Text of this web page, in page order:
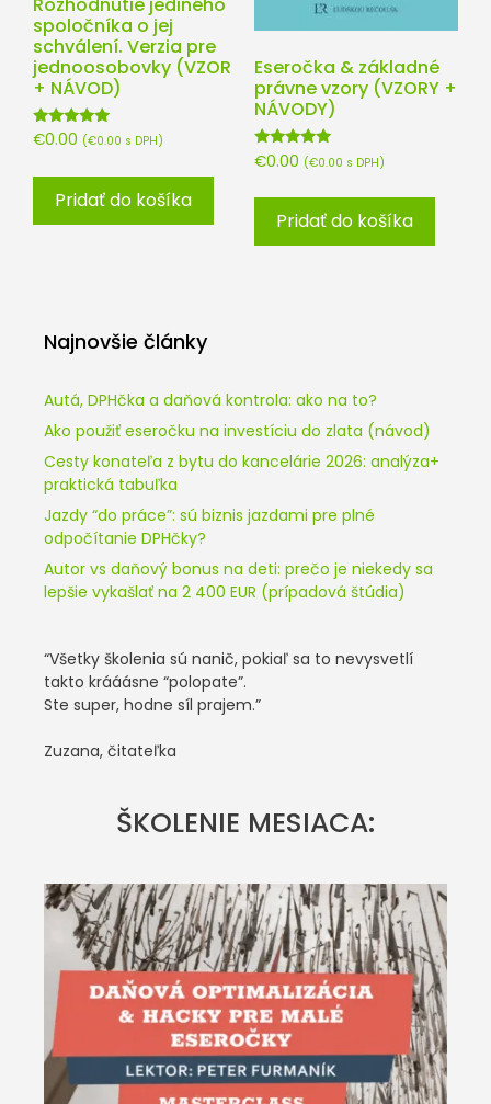
spoločníka o jej
schválení. Verzia pre
jednoosobovky (VZOR
+ NÁVOD)
Hodnotenie
€0.00 (€0.00 s DPH)
Pridať do košíka
Eseročka & základné
právne vzory (VZORY +
NÁVODY)
Hodnotenie
5.00
€0.00 (€0.00 s DPH)
Pridať do košíka
Najnovšie články
Autá, DPHčka a daňová kontrola: ako na to?
Ako použiť eseročku na investíciu do zlata (návod)
Cesty konateľa z bytu do kancelárie 2026: analýza+
praktická tabuľka
Jazdy “do práce”: sú biznis jazdami pre plné
odpočítanie DPHčky?
Autor vs daňový bonus na deti: prečo je niekedy sa
lepšie vykašlať na 2 400 EUR (prípadová štúdia)
“Všetky školenia sú nanič, pokiaľ sa to nevysvetlí
takto krááásne “polopate”.
Ste super, hodne síl prajem.”
Zuzana, čitateľka
ŠKOLENIE MESIACA: